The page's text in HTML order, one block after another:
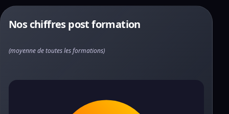
Nos chiffres post formation
(moyenne de toutes les formations)